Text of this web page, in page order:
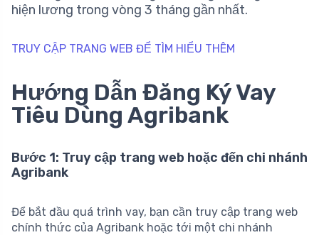
hiện lương trong vòng 3 tháng gần nhất.
TRUY CẬP TRANG WEB ĐỂ TÌM HIỂU THÊM
Hướng Dẫn Đăng Ký Vay
Tiêu Dùng Agribank
Bước 1: Truy cập trang web hoặc đến chi nhánh
Agribank
Để bắt đầu quá trình vay, bạn cần truy cập trang web
chính thức của Agribank hoặc tới một chi nhánh